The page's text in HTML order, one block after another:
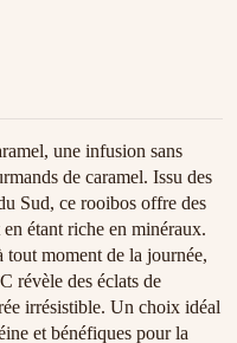
une infusion sans
de caramel. Issu des
Sud, ce rooibos offre des
étant riche en minéraux.
tout moment de la journée,
révèle des éclats de
irrésistible. Un choix idéal
et bénéfiques pour la